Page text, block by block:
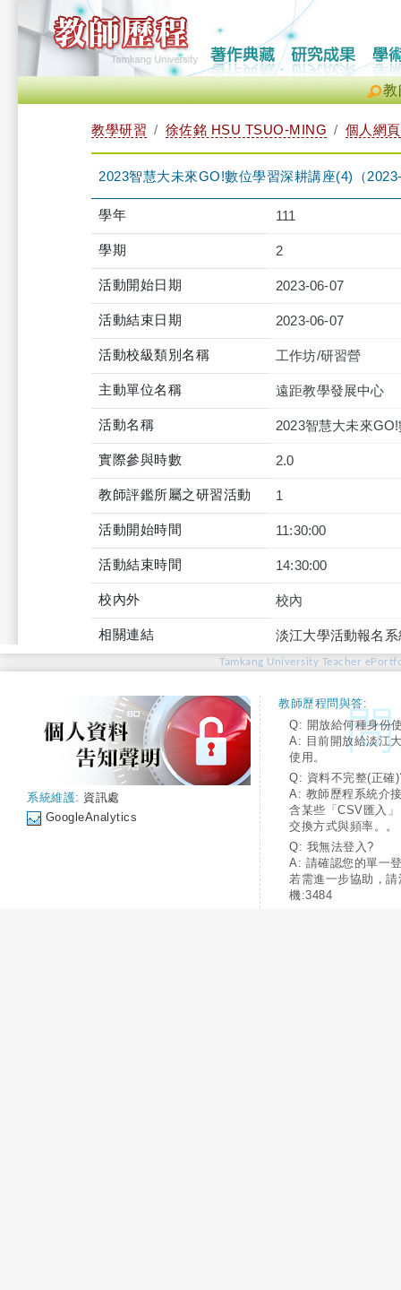
教
教學研習 徐佐銘 HSU TSUO-MING 個人網頁
2023智慧大未來GO!數位學習深耕講座(4)（
學年 111
學期 2
活動開始日期 2023-06-07
活動結束日期 2023-06-07
活動校級類別名稱 工作坊/研習營
主動單位名稱 遠距教學發展中心
活動名稱 2023智慧大未來
實際參與時數 2.0
教師評鑑所屬之研習活動 1
活動開始時間 11:30:00
活動結束時間 14:30:00
校內外 校內
相關連結 淡江大學活動報名
Tamkang University Teacher
系統維護: 資訊處
GoogleAnalytics
教師歷程問與答:
Q: 開放給何種身份
A: 目前開放給淡江
使用。
Q: 資料不完整(正確
A: 教師歷程系統介
含某些「CSV匯入
交換方式與頻率。。
Q: 我無法登入?
A: 請確認您的單一
若需進一步協助，
機:3484